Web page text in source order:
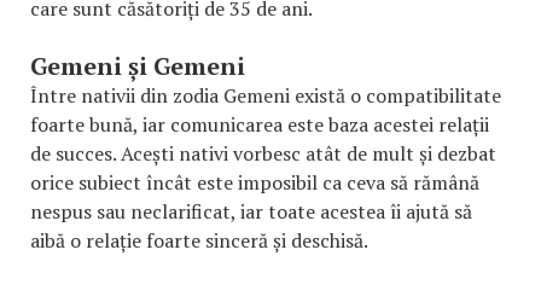
care sunt căsătoriți de 35 de ani.
Gemeni și Gemeni
Între nativii din zodia Gemeni există o compatibilitate
foarte bună, iar comunicarea este baza acestei relații
de succes. Acești nativi vorbesc atât de mult și dezbat
orice subiect încât este imposibil ca ceva să rămână
nespus sau neclarificat, iar toate acestea îi ajută să
aibă o relație foarte sinceră și deschisă.